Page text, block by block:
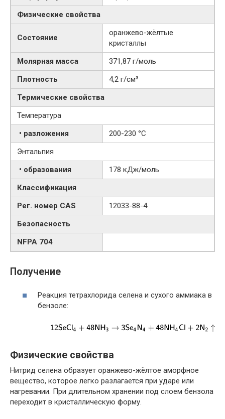
Физические свойства
Состояние
оранжево-жёлтые
кристаллы
Молярная масса
371,87 г/моль
Плотность
4,2 г/см³
Термические свойства
Температура
• разложения
200-230 °C
Энтальпия
• образования
178 кДж/моль
Классификация
Рег. номер CAS
12033-88-4
Безопасность
NFPA 704
Получение
Реакция тетрахлорида селена и сухого аммиака в
бензоле:
Физические свойства
Нитрид селена образует оранжево-жёлтое аморфное
вещество, которое легко разлагается при ударе или
нагревании. При длительном хранении под слоем бензола
переходит в кристаллическую форму.